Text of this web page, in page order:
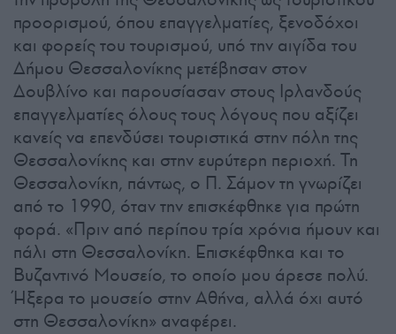
προορισμού, όπου επαγγελματίες, ξενοδόχοι
και φορείς του τουρισμού, υπό την αιγίδα του
Δήμου Θεσσαλονίκης μετέβησαν στον
Δουβλίνο και παρουσίασαν στους Ιρλανδούς
επαγγελματίες όλους τους λόγους που αξίζει
κανείς να επενδύσει τουριστικά στην πόλη της
Θεσσαλονίκης και στην ευρύτερη περιοχή. Τη
Θεσσαλονίκη, πάντως, ο Π. Σάμον τη γνωρίζει
από το 1990, όταν την επισκέφθηκε για πρώτη
φορά. «Πριν από περίπου τρία χρόνια ήμουν και
πάλι στη Θεσσαλονίκη. Επισκέφθηκα και το
Βυζαντινό Μουσείο, το οποίο μου άρεσε πολύ.
Ήξερα το μουσείο στην Αθήνα, αλλά όχι αυτό
στη Θεσσαλονίκη» αναφέρει.